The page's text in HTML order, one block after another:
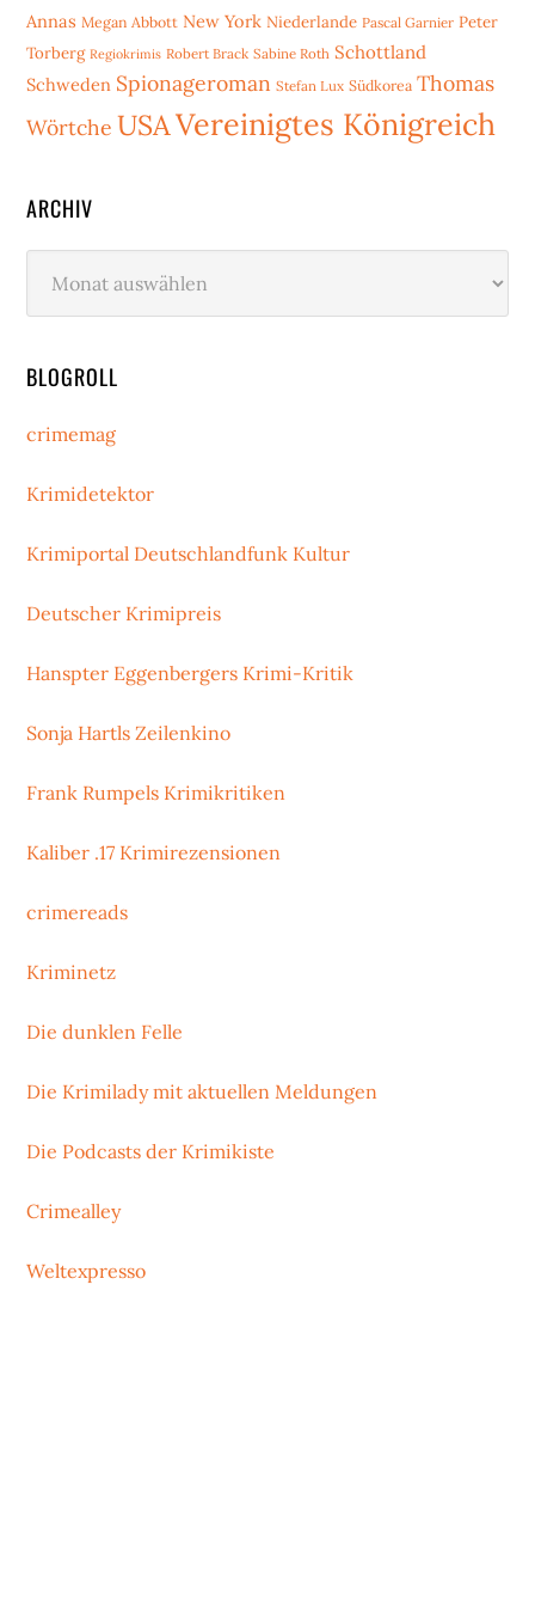
Annas Megan Abbott New York Niederlande Pascal Garnier Peter
Torberg Regiokrimis Robert Brack Sabine Roth Schottland
Schweden Spionageroman Stefan Lux Südkorea Thomas
Wörtche USAVereinigtes Königreich
ARCHIV
BLOGROLL
crimemag
Krimidetektor
Krimiportal Deutschlandfunk Kultur
Deutscher Krimipreis
Hanspter Eggenbergers Krimi-Kritik
Sonja Hartls Zeilenkino
Frank Rumpels Krimikritiken
Kaliber .17 Krimirezensionen
crimereads
Kriminetz
Die dunklen Felle
Die Krimilady mit aktuellen Meldungen
Die Podcasts der Krimikiste
Crimealley
Weltexpresso